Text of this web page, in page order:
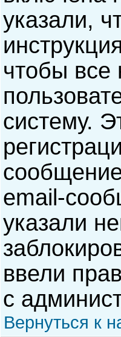
указали,
чтобы все
систему.
email-
указали
ввели
с
Вернуться к